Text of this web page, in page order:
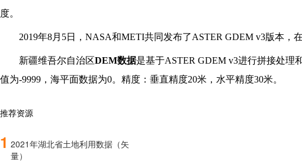
度。
2019年8月5日，NASA和METI共同发布了ASTER GDEM v3版本，
新疆维吾尔自治区DEM数据是基于ASTER GDEM v3进行拼接处理
值为-9999，海平面数据为0。精度：垂直精度20米，水平精度30米。
推荐资源
1 2021年湖北省土地利用数据（矢
量）